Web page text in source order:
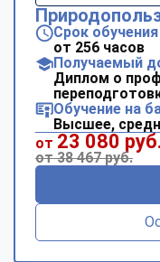
Срок обучения
от 256 часов
Получаемый
Диплом о
Обучение на
Высшее,
от 23 080 руб.
от 38 467 руб.